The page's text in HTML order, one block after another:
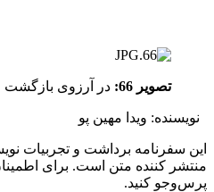
تصویر 66: در آرزوی بازگشت
نویسنده: ویدا مهین پو
این سفرنامه برداشت و تجربیات
منتشر کننده متن است. برای
پرس‌وجو کنید.